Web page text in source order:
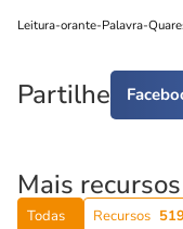
Leitura-orante-Palavra-
Partilhe
Mais recursos
Todas Recursos